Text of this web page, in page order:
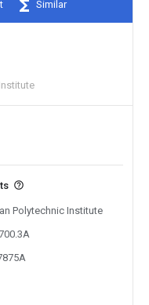
Similar
Polytechnic Institute